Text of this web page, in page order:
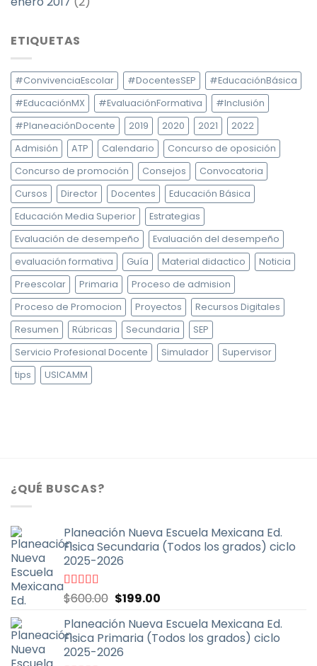
ETIQUETAS
#ConvivenciaEscolar #DocentesSEP
#EducaciónBásica
#EducaciónMX
#EvaluaciónFormativa
#Inclusión
#PlaneaciónDocente
2019 2020 2021
2022
Admisión
ATP Calendario
Concurso de oposición
Concurso de promoción
Consejos
Convocatoria
Cursos
Director Docentes
Educación Básica
Educación Media Superior
Estrategias
Evaluación de desempeño
Evaluación del desempeño
evaluación formativa
Guía Material didactico
Noticia
Preescolar
Primaria
Proceso de admision
Proceso de Promocion
Proyectos
Recursos Digitales
Resumen
Rúbricas Secundaria
SEP
Servicio Profesional Docente
Simulador
Supervisor
tips
USICAMM
¿QUÉ BUSCAS?
Planeación Nueva Escuela Mexicana Ed.
Fisica Secundaria (Todos los grados) ciclo
2025-2026
Valorado
con
5
$600.00 El
original
era:
$600.00.
$199.00El
actual
es:
Planeación Nueva Escuela Mexicana Ed.
Fisica Primaria (Todos los grados) ciclo
2025-2026